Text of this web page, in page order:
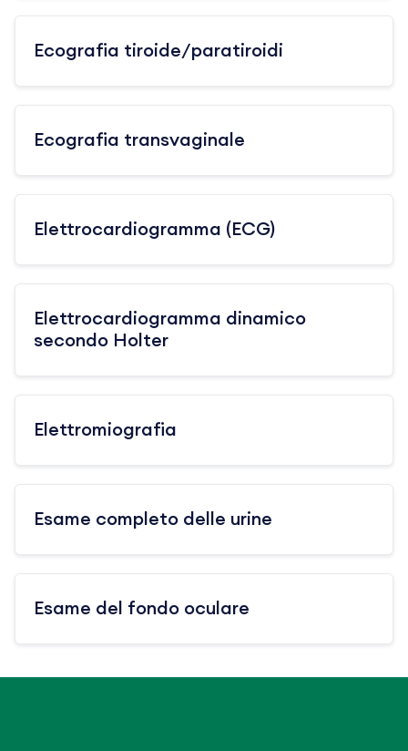
Ecografia tiroide/paratiroidi
Ecografia transvaginale
Elettrocardiogramma (ECG)
Elettrocardiogramma dinamico
secondo Holter
Elettromiografia
Esame completo delle urine
Esame del fondo oculare